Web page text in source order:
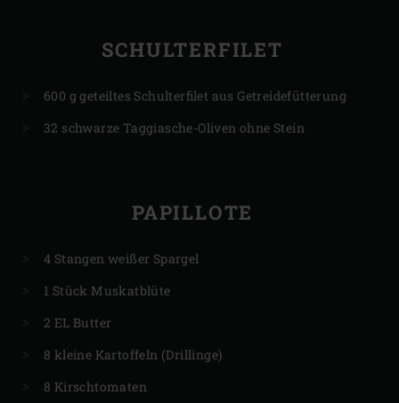
SCHULTERFILET
600 g geteiltes Schulterfilet aus Getreidefütterung
32 schwarze Taggiasche-Oliven ohne Stein
PAPILLOTE
4 Stangen weißer Spargel
1 Stück Muskatblüte
2 EL Butter
8 kleine Kartoffeln (Drillinge)
8 Kirschtomaten